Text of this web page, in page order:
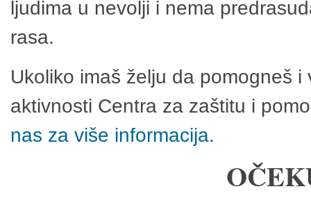
ljudima u nevolji i nema
rasa.
Ukoliko imaš želju da pomogneš
aktivnosti Centra za zaštitu i
nas za više informacija.